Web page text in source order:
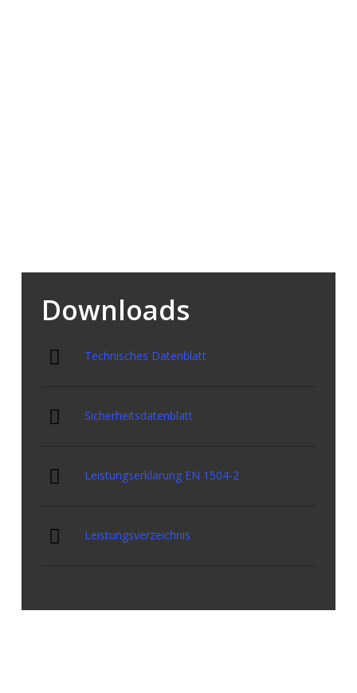
Downloads
Technisches Datenblatt
Sicherheitsdatenblatt
Leistungserklärung EN 1504-2
Leistungsverzeichnis